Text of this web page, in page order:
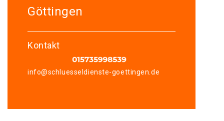
Göttingen
Kontakt
info@schluesseldienste-goettingen.de